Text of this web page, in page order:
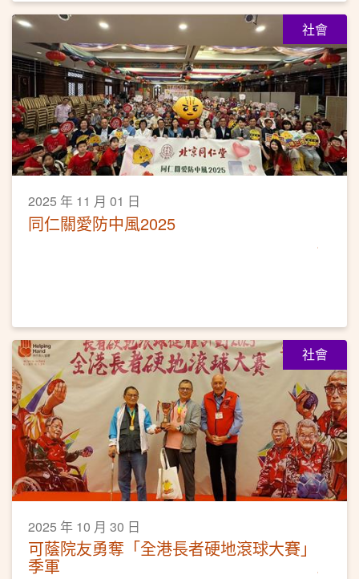
社會
2025 年 11 月 01 日
同仁關愛防中風2025
社會
2025 年 10 月 30 日
可蔭院友勇奪「全港長者硬地滾球大賽」
季軍